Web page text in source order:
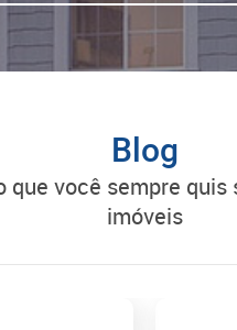
Blog
imóveis